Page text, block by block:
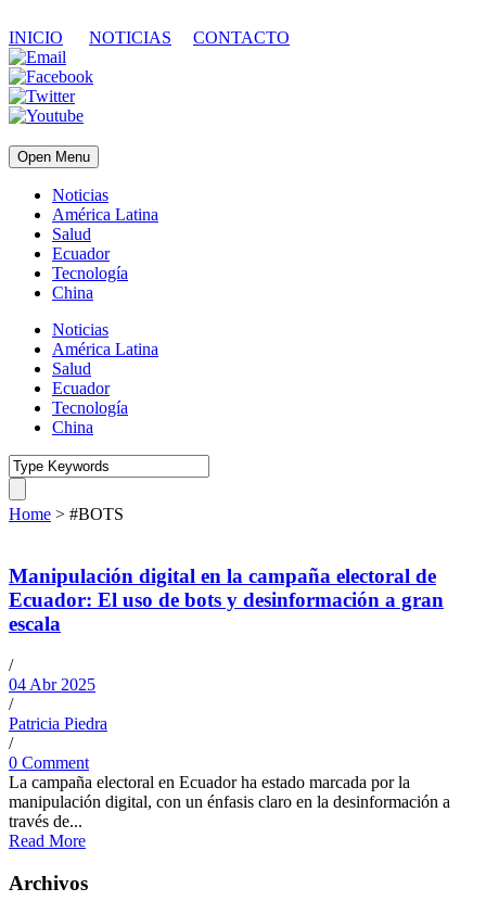
INICIO NOTICIAS CONTACTO
Open Menu
Noticias
América Latina
Salud
Ecuador
Tecnología
China
Noticias
América Latina
Salud
Ecuador
Tecnología
China
Home > #BOTS
Manipulación digital en la campaña electoral de
Ecuador: El uso de bots y desinformación a gran
escala
/
04 Abr 2025
/
Patricia Piedra
/
0 Comment
La campaña electoral en Ecuador ha estado marcada por la
manipulación digital, con un énfasis claro en la desinformación a
través de...
Read More
Archivos